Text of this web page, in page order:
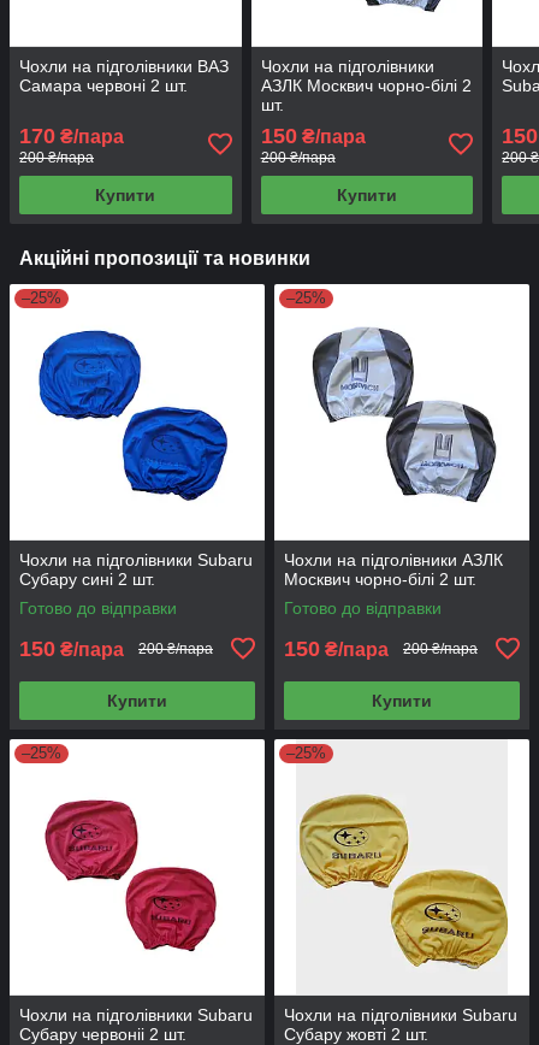
Чохли на підголівники ВАЗ
Самара червоні 2 шт.
170 ₴/пара
200 ₴/пара
Купити
Чохли на підголівники
АЗЛК Москвич чорно-білі 2
шт.
150₴/пара
200 ₴/пара
Купити
150
200
Акційні пропозиції та новинки
–25%
Чохли на підголівники Subaru
Субару сині 2 шт.
Готово до відправки
150 ₴/пара 200 ₴/пара
Купити
–25%
Чохли на підголівники АЗЛК
Москвич чорно-білі 2 шт.
Готово до відправки
150 ₴/пара 200 ₴/пара
Купити
–25%
Чохли на підголівники Subaru
Субару червоніі 2 шт.
–25%
Чохли на підголівники Subaru
Субару жовті 2 шт.